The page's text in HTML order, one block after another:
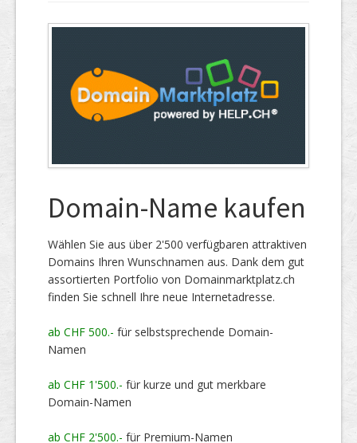
Domain-Name kaufen
Wählen Sie aus über 2'500 verfügbaren attraktiven
Domains Ihren Wunschnamen aus. Dank dem gut
assortierten Portfolio von Domainmarktplatz.ch
finden Sie schnell Ihre neue Internetadresse.
ab CHF 500.- für selbstsprechende Domain-
Namen
ab CHF 1'500.- für kurze und gut merkbare
Domain-Namen
ab CHF 2'500.- für Premium-Namen